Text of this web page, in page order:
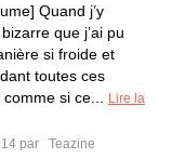
Quand j’y
que j’ai pu
si froide et
toutes ces
comme si ce...
Lire la
par
Teazine